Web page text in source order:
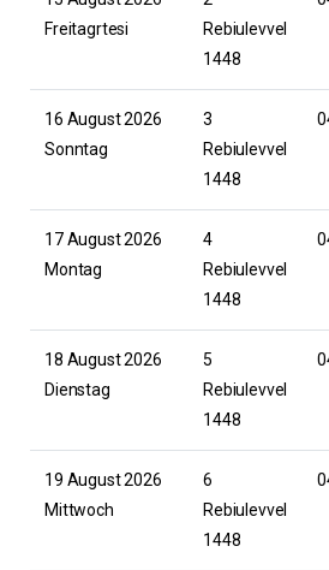
Freitagrtesi
Rebiulevvel
1448
16 August 2026
Sonntag
3
Rebiulevvel
1448
17 August 2026
Montag
4
Rebiulevvel
1448
18 August 2026
Dienstag
5
Rebiulevvel
1448
19 August 2026
Mittwoch
6
Rebiulevvel
1448